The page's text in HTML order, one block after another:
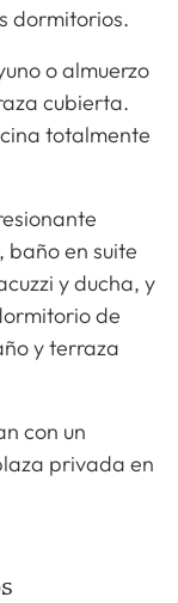
dormitorios.
o almuerzo
cubierta.
totalmente
en suite
y ducha, y
de
y terraza
con un
privada en